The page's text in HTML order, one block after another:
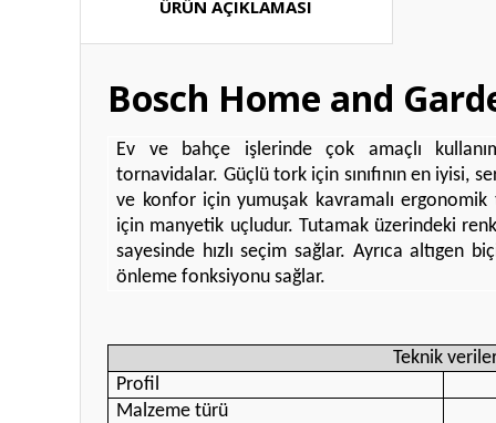
ÜRÜN AÇIKLAMASI
Bosch Home and
Ev ve bahçe işlerinde çok amaçlı
tornavidalar. Güçlü tork için sınıfının en iyisi,
ve konfor için yumuşak kavramalı ergonomik
için manyetik uçludur. Tutamak üzerindeki
sayesinde hızlı seçim sağlar. Ayrıca altıgen
önleme fonksiyonu sağlar.
Teknik
Profil
Malzeme türü